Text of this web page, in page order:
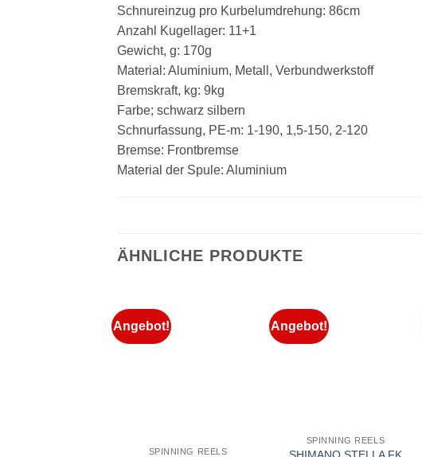
Schnureinzug pro Kurbelumdrehung: 86cm
Anzahl Kugellager: 11+1
Gewicht, g: 170g
Material: Aluminium, Metall, Verbundwerkstoff
Bremskraft, kg: 9kg
Farbe; schwarz silbern
Schnurfassung, PE-m: 1-190, 1,5-150, 2-120
Bremse: Frontbremse
Material der Spule: Aluminium
ÄHNLICHE PRODUKTE
Angebot!
SPINNING REELS
Angebot!
SPINNING REELS